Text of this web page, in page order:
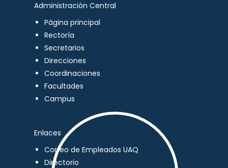
Administración Central
Página principal
Rectoría
Secretarios
Direcciones
Coordinaciones
Facultades
Campus
Enlaces
Correo de Empleados UAQ
Directorio